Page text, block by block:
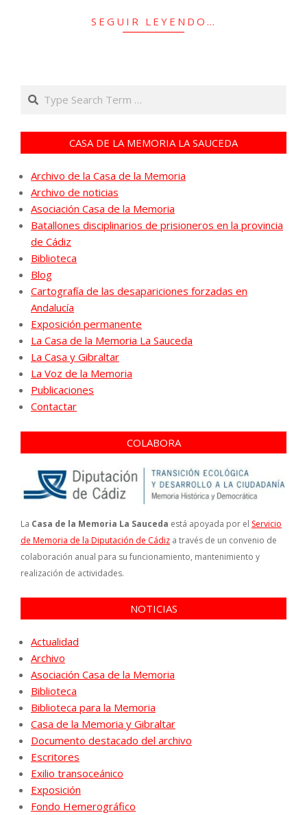
SEGUIR LEYENDO…
Search
CASA DE LA MEMORIA LA SAUCEDA
Archivo de la Casa de la Memoria
Archivo de noticias
Asociación Casa de la Memoria
Batallones disciplinarios de prisioneros en la provincia
de Cádiz
Biblioteca
Blog
Cartografía de las desapariciones forzadas en
Andalucía
Exposición permanente
La Casa de la Memoria La Sauceda
La Casa y Gibraltar
La Voz de la Memoria
Publicaciones
Contactar
COLABORA
La Casa de la Memoria La Sauceda está apoyada por el Servicio
de Memoria de la Diputación de Cádiz a través de un convenio de
colaboración anual para su funcionamiento, mantenimiento y
realización de actividades.
NOTICIAS
Actualidad
Archivo
Asociación Casa de la Memoria
Biblioteca
Biblioteca para la Memoria
Casa de la Memoria y Gibraltar
Documento destacado del archivo
Escritores
Exilio transoceánico
Exposición
Fondo Hemerográfico